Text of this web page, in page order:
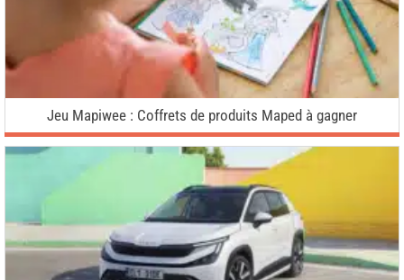
Jeu Mapiwee : Coffrets de produits Maped à gagner